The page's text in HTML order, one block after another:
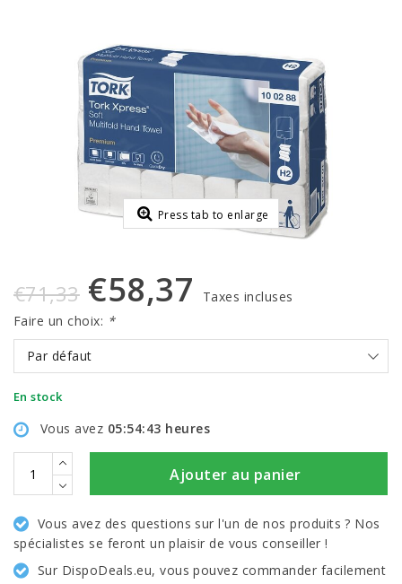
Press tab to enlarge
€71,33 €58,37
Taxes incluses
Faire un choix: *
Par défaut
En stock
Vous avez 05:54:42 heures
Ajouter au panier
Vous avez des questions sur l'un de nos produits ? Nos
spécialistes se feront un plaisir de vous conseiller !
Sur DispoDeals.eu, vous pouvez commander facilement